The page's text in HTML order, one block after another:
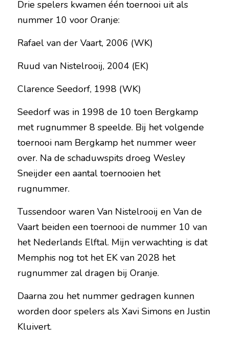
Drie spelers kwamen één toernooi uit als
nummer 10 voor Oranje:
Rafael van der Vaart, 2006 (WK)
Ruud van Nistelrooij, 2004 (EK)
Clarence Seedorf, 1998 (WK)
Seedorf was in 1998 de 10 toen Bergkamp
met rugnummer 8 speelde. Bij het volgende
toernooi nam Bergkamp het nummer weer
over. Na de schaduwspits droeg Wesley
Sneijder een aantal toernooien het
rugnummer.
Tussendoor waren Van Nistelrooij en Van de
Vaart beiden een toernooi de nummer 10 van
het Nederlands Elftal. Mijn verwachting is dat
Memphis nog tot het EK van 2028 het
rugnummer zal dragen bij Oranje.
Daarna zou het nummer gedragen kunnen
worden door spelers als Xavi Simons en Justin
Kluivert.